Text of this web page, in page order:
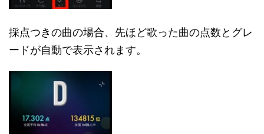
採点つきの曲の場合、先ほど歌った曲の点数とグレ
ードが自動で表示されます。